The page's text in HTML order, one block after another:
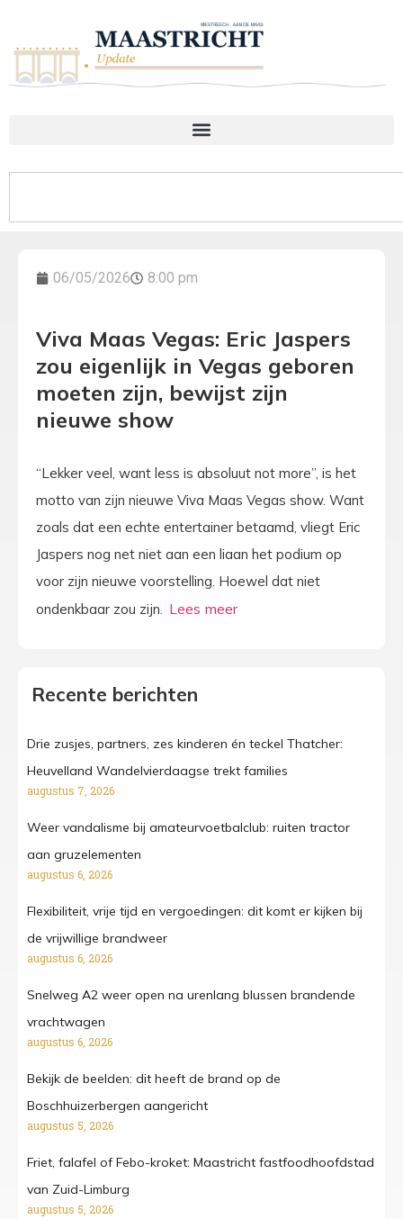
06/05/2026 8:00 pm
Viva Maas Vegas: Eric Jaspers
zou eigenlijk in Vegas geboren
moeten zijn, bewijst zijn
nieuwe show
“Lekker veel, want less is absoluut not more”, is het
motto van zijn nieuwe Viva Maas Vegas show. Want
zoals dat een echte entertainer betaamd, vliegt Eric
Jaspers nog net niet aan een liaan het podium op
voor zijn nieuwe voorstelling. Hoewel dat niet
ondenkbaar zou zijn.
Recente berichten
Drie zusjes, partners, zes kinderen én teckel Thatcher:
Heuvelland Wandelvierdaagse trekt families
augustus 7, 2026
Weer vandalisme bij amateurvoetbalclub: ruiten tractor
aan gruzelementen
augustus 6, 2026
Flexibiliteit, vrije tijd en vergoedingen: dit komt er kijken bij
de vrijwillige brandweer
augustus 6, 2026
Snelweg A2 weer open na urenlang blussen brandende
vrachtwagen
augustus 6, 2026
Bekijk de beelden: dit heeft de brand op de
Boschhuizerbergen aangericht
augustus 5, 2026
Friet, falafel of Febo-kroket: Maastricht fastfoodhoofdstad
van Zuid-Limburg
augustus 5, 2026